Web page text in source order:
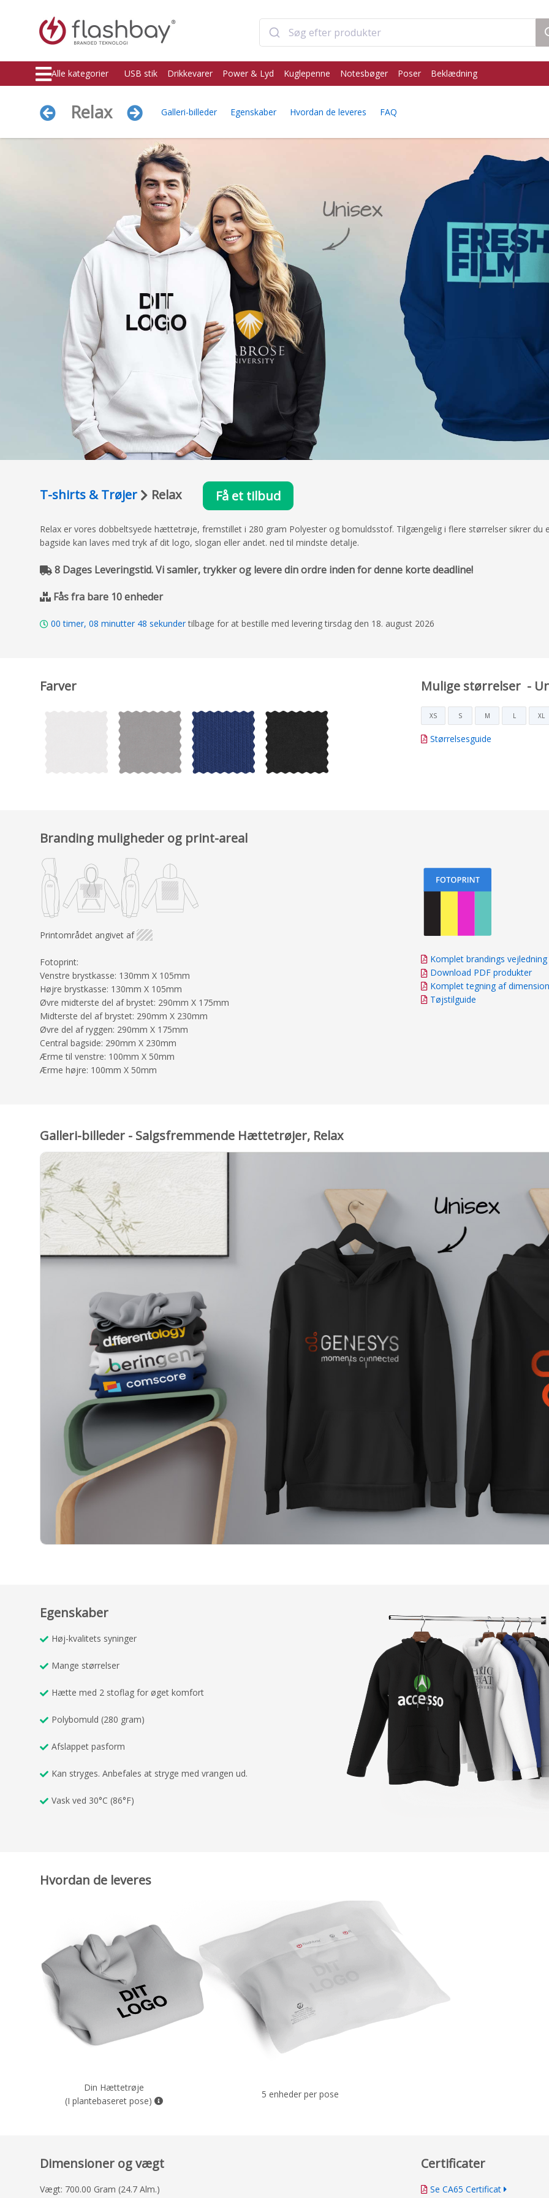
Alle kategorier USB stik Drikkevarer Power & Lyd Kuglepenne Notesbøger Poser Beklædning
Relax Galleri-billeder Egenskaber Hvordan de leveres FAQ
T-shirts & Trøjer Relax Få et tilbud
Relax er vores dobbeltsyede hættetrøje, fremstillet i 280 gram Polyester og bomuldsstof. Tilgængelig i flere størrelser sikrer
bagside kan laves med tryk af dit logo, slogan eller andet. ned til mindste detalje.
8 Dages Leveringstid. Vi samler, trykker og levere din ordre inden for denne korte deadline!
Fås fra bare 10 enheder
00 timer, 08 minutter 47 sekundertilbage for at bestille med levering tirsdag den 18. august 2026
Mulige størrelser -
XS S M L XL
Størrelsesguide
Farver
Branding muligheder og print-areal
Printområdet angivet af
Fotoprint:
Venstre brystkasse: 130mm X 105mm
Højre brystkasse: 130mm X 105mm
Øvre midterste del af brystet: 290mm X 175mm
Midterste del af brystet: 290mm X 230mm
Øvre del af ryggen: 290mm X 175mm
Central bagside: 290mm X 230mm
Ærme til venstre: 100mm X 50mm
Ærme højre: 100mm X 50mm
Komplet brandings vejledning
Download PDF produkter
Komplet tegning af
Tøjstilguide
Galleri-billeder - Salgsfremmende Hættetrøjer, Relax
Egenskaber
Høj-kvalitets syninger
Mange størrelser
Hætte med 2 stoflag for øget komfort
Polybomuld (280 gram)
Afslappet pasform
Kan stryges. Anbefales at stryge med vrangen ud.
Vask ved 30°C (86°F)
Hvordan de leveres
Din Hættetrøje
(I plantebaseret pose)
5 enheder per pose
Dimensioner og vægt
Vægt: 700.00 Gram (24.7 Alm.)
Certificater
Se CA65 Certificat